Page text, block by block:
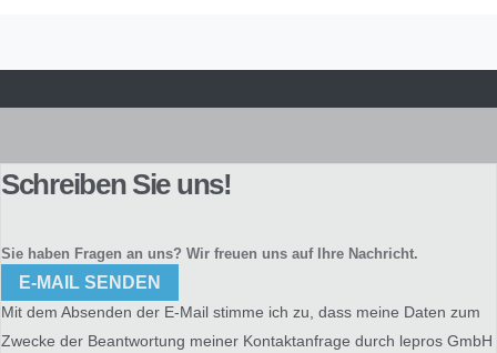
Schreiben Sie uns!
Sie haben Fragen an uns? Wir freuen uns auf Ihre Nachricht.
E-MAIL SENDEN
Mit dem Absenden der E-Mail stimme ich zu, dass meine Daten zum
Zwecke der Beantwortung meiner Kontaktanfrage durch lepros GmbH